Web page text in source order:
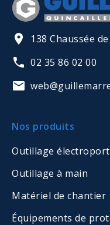
138 Chaussée
02 35 86 02 00
Nos produits
Outillage
Outillage à main
Matériel de chantier
Équipements de